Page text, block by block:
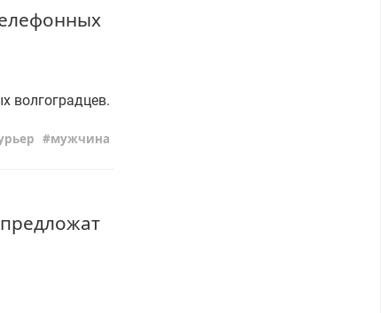
волгоградцев.
мужчина